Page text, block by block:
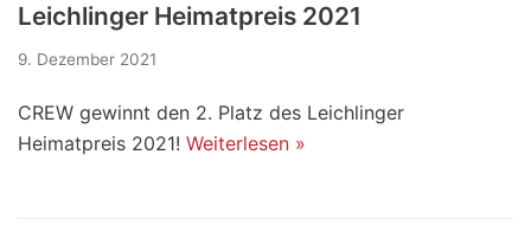
Leichlinger Heimatpreis 2021
9. Dezember 2021
CREW gewinnt den 2. Platz des Leichlinger
Heimatpreis 2021! Weiterlesen »